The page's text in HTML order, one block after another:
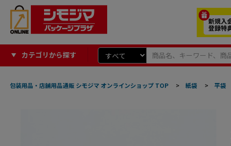
カテゴリから探す
包装用品・店舗用品通販 シモジマ オンラインショップ TOP > 紙袋 > 平袋